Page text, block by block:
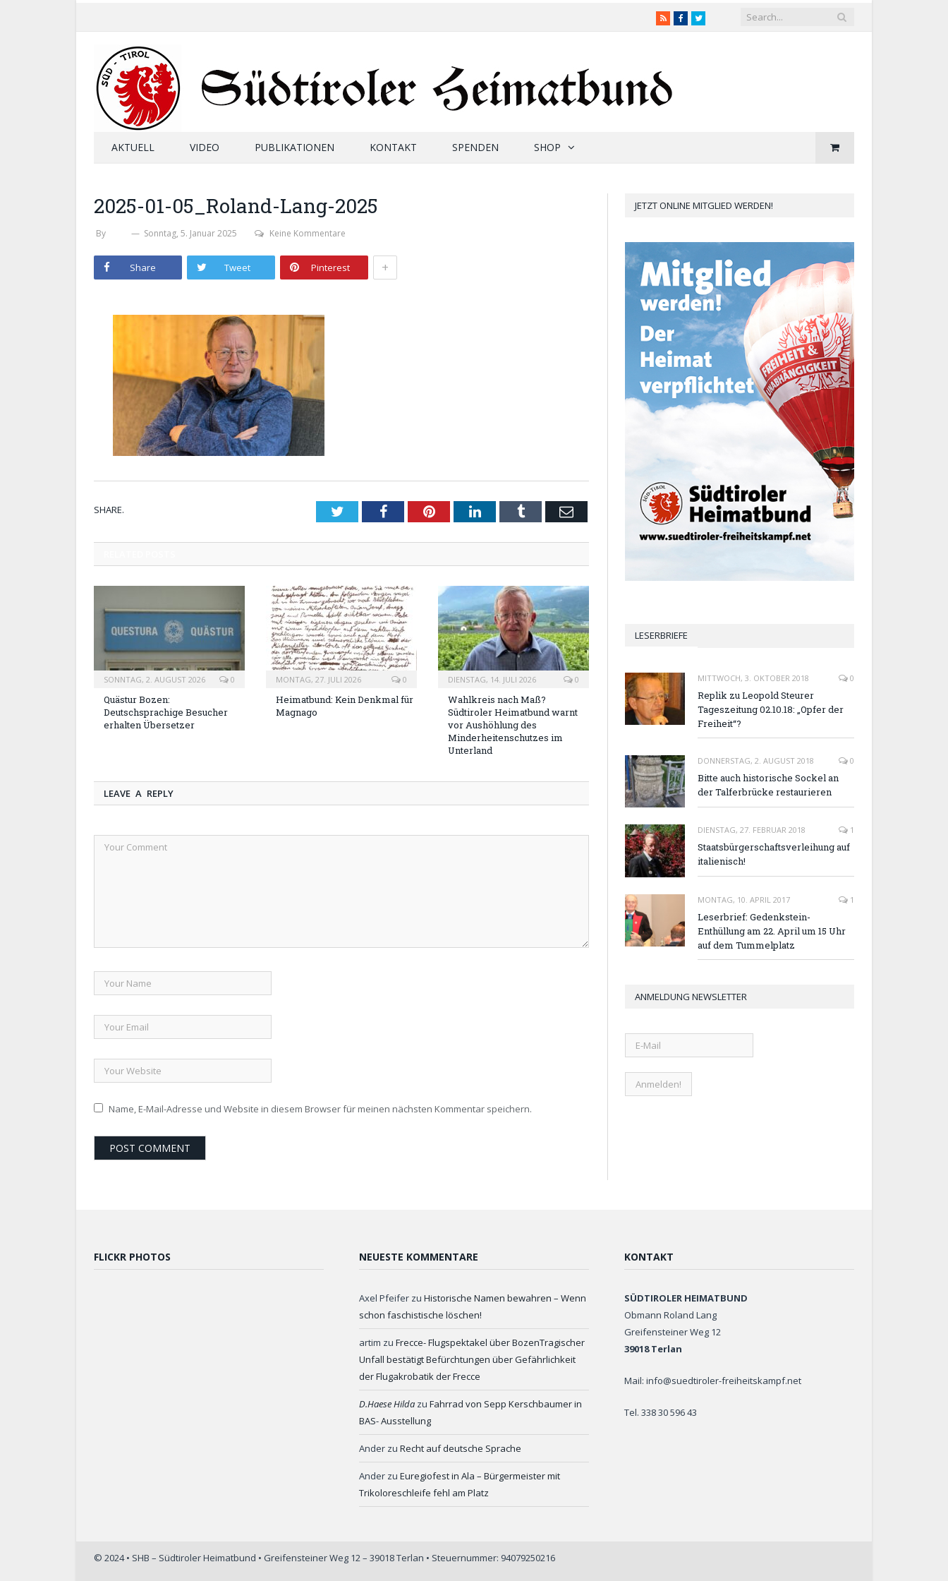
RSSFacebookTwitter
AKTUELL VIDEO PUBLIKATIONEN KONTAKT SPENDEN SHOP
2025-01-05_Roland-Lang-2025
By Sonntag, 5. Januar 2025 Keine Kommentare
Share Tweet Pinterest +
SHARE. TwitterFacebookPinterestLinkedInTumblr Email
SONNTAG, 2. AUGUST 2026 0
Quästur Bozen:
Deutschsprachige Besucher
erhalten Übersetzer
MONTAG, 27. JULI 2026 0
Heimatbund: Kein Denkmal für
Magnago
DIENSTAG, 14. JULI 2026 0
Wahlkreis nach Maß?
Südtiroler Heimatbund warnt
vor Aushöhlung des
Minderheitenschutzes im
Unterland
LEAVE A REPLY
Name, E-Mail-Adresse und Website in diesem Browser für meinen nächsten Kommentar speichern.
JETZT ONLINE MITGLIED WERDEN!
LESERBRIEFE
MITTWOCH, 3. OKTOBER 2018 0
Replik zu Leopold Steurer
Tageszeitung 02.10.18: „Opfer der
Freiheit“?
DONNERSTAG, 2. AUGUST 2018 0
Bitte auch historische Sockel an
der Talferbrücke restaurieren
DIENSTAG, 27. FEBRUAR 2018 1
Staatsbürgerschaftsverleihung auf
italienisch!
MONTAG, 10. APRIL 2017 1
Leserbrief: Gedenkstein-
Enthüllung am 22. April um 15 Uhr
auf dem Tummelplatz
ANMELDUNG NEWSLETTER
FLICKR PHOTOS NEUESTE KOMMENTARE
Axel Pfeifer zu Historische Namen bewahren – Wenn
schon faschistische löschen!
artim zu Frecce- Flugspektakel über BozenTragischer
Unfall bestätigt Befürchtungen über Gefährlichkeit
der Flugakrobatik der Frecce
D.Haese Hilda zu Fahrrad von Sepp Kerschbaumer in
BAS- Ausstellung
Ander zu Recht auf deutsche Sprache
Ander zu Euregiofest in Ala – Bürgermeister mit
Trikoloreschleife fehl am Platz
KONTAKT
SÜDTIROLER HEIMATBUND
Obmann Roland Lang
Greifensteiner Weg 12
39018 Terlan
Mail: info@suedtiroler-freiheitskampf.net
Tel. 338 30 596 43
© 2024 • SHB – Südtiroler Heimatbund • Greifensteiner Weg 12 – 39018 Terlan • Steuernummer: 94079250216